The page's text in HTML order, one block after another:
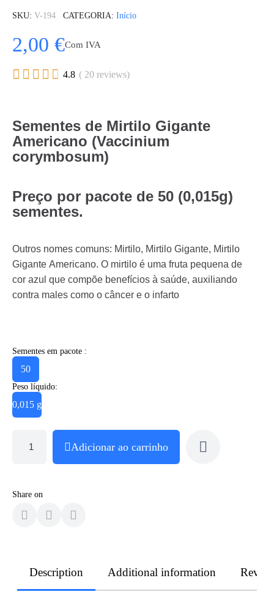
SKU V-194 CATEGORIA Início
2,00 €Com IVA
     4.8 ( 20 reviews)
Sementes de Mirtilo Gigante
Americano (Vaccinium
corymbosum)
Preço por pacote de 50 (0,015g)
sementes.
Outros nomes comuns: Mirtilo, Mirtilo Gigante, Mirtilo
Gigante Americano. O mirtilo é uma fruta pequena de
cor azul que compõe benefícios à saúde, auxiliando
contra males como o câncer e o infarto
Sementes em pacote :
50
Peso líquido:
0,015 g
Adicionar ao carrinho
Share on
Description Additional information